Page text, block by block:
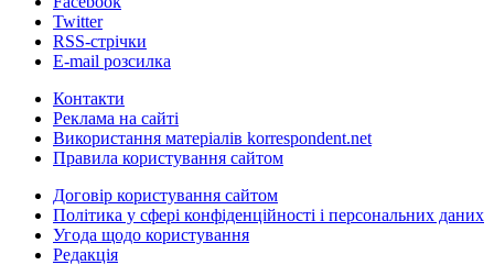
Twitter
RSS-стрічки
E-mail розсилка
Контакти
Реклама на сайті
Використання матеріалів korrespondent.net
Правила користування сайтом
Договір користування сайтом
Політика у сфері конфіденційності і персональних даних
Угода щодо користування
Редакція